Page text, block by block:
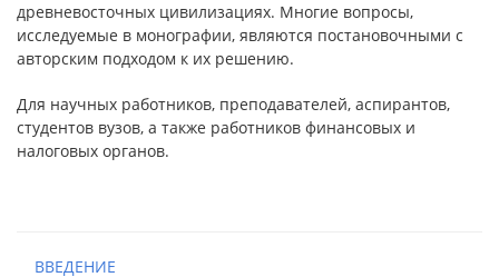
древневосточных цивилизациях. Многие вопросы,
исследуемые в монографии, являются постановочными с
авторским подходом к их решению.
Для научных работников, преподавателей, аспирантов,
студентов вузов, а также работников финансовых и
налоговых органов.
ВВЕДЕНИЕ